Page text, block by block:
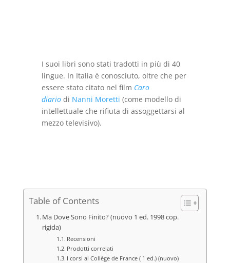
I suoi libri sono stati tradotti in più di 40
lingue. In Italia è conosciuto, oltre che per
essere stato citato nel film Caro
diariodi Nanni Moretti (come modello di
intellettuale che rifiuta di assoggettarsi al
mezzo televisivo).
Table of Contents
Ma Dove Sono Finito? (nuovo 1 ed. 1998 cop.
rigida)
Recensioni
Prodotti correlati
I corsi al Collège de France ( 1 ed.) (nuovo)